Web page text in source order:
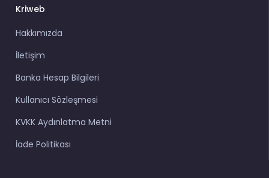
Kriweb
Hakkımızda
İletişim
Banka Hesap Bilgileri
Kullanıcı Sözleşmesi
KVKK Aydınlatma Metni
İade Politikası